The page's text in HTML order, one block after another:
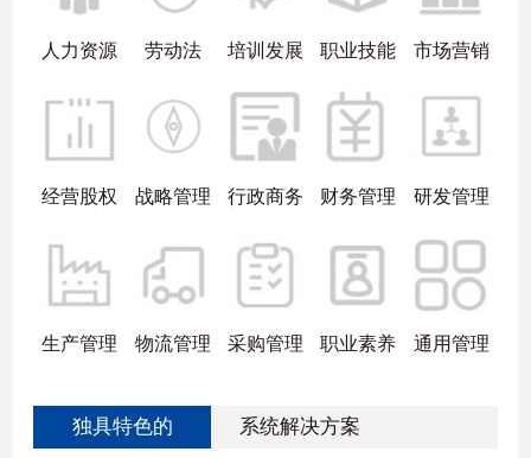
人力资源 劳动法 培训发展 职业技能 市场营销
经营股权 战略管理 行政商务 财务管理 研发管理
生产管理 物流管理 采购管理 职业素养 通用管理
独具特色的 系统解决方案